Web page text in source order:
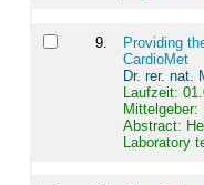
9
Providing
CardioMet
Dr. rer. nat.
Laufzeit:
Mittelgeber:
Abstract:
Laboratory